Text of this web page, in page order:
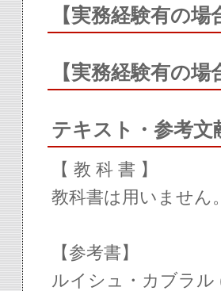
【実務経験有の
【実務経験有の
テキスト・参考文
【 教 科 書 】
教科書は用いません
【参考書】
ルイシュ・カブラル